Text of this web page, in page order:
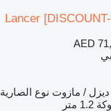
Lancer
AED
ديزل / مازوت نوع الصارية
1.2 متر